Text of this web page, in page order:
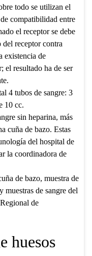
todo se utilizan el
compatibilidad entre
el receptor se debe
del receptor contra
existencia de
el resultado ha de ser
4 tubos de sangre: 3
10 cc.
sin heparina, más
cuña de bazo. Estas
del hospital de
la coordinadora de
de bazo, muestra de
muestras de sangre del
de
huesos